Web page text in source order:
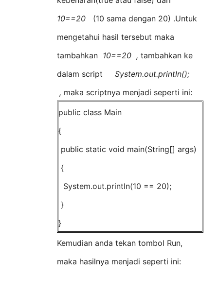
10==20 (10 sama dengan 20) .Untuk
mengetahui hasil tersebut maka
tambahkan 10==20 , tambahkan ke
dalam script System.out.println();
, maka scriptnya menjadi seperti ini:
public class Main
{
public static void main(String[] args)
{
System.out.println(10 == 20);
}
}
Kemudian anda tekan tombol Run,
maka hasilnya menjadi seperti ini: